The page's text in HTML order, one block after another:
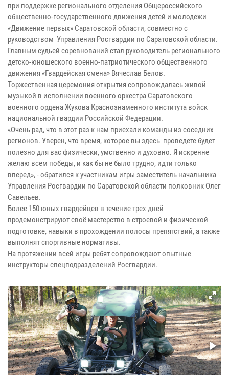
при поддержке регионального отделения Общероссийского
общественно-государственного движения детей и молодежи
«Движение первых» Саратовской области, совместно с
руководством Управления Росгвардии по Саратовской области.
Главным судьей соревнований стал руководитель регионального
детско-юношеского военно-патриотического общественного
движения «Гвардейская смена» Вячеслав Белов.
Торжественная церемония открытия сопровождалась живой
музыкой в исполнении военного оркестра Саратовского
военного ордена Жукова Краснознаменного института войск
национальной гвардии Российской Федерации.
«Очень рад, что в этот раз к нам приехали команды из соседних
регионов. Уверен, что время, которое вы здесь проведете будет
полезно для вас физически, умственно и духовно. Я искренне
желаю всем победы, и как бы не было трудно, идти только
вперед», - обратился к участникам игры заместитель начальника
Управления Росгвардии по Саратовской области полковник Олег
Савельев.
Более 150 юных гвардейцев в течение трех дней
продемонстрируют своё мастерство в строевой и физической
подготовке, навыки в прохождении полосы препятствий, а также
выполнят спортивные нормативы.
На протяжении всей игры ребят сопровождают опытные
инструкторы спецподразделений Росгвардии.